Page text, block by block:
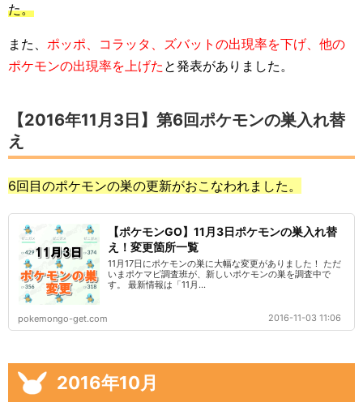
た。
また、 ポッポ、コラッタ、ズバットの出現率を下げ、他の
ポケモンの出現率を上げた と発表がありました。
【2016年11月3日】第6回ポケモンの巣入れ替
え
6回目のポケモンの巣の更新がおこなわれました。
【ポケモンGO】11月3日ポケモンの巣入れ替
え！変更箇所一覧
11月17日にポケモンの巣に大幅な変更がありました！ ただ
いまポケマピ調査班が、新しいポケモンの巣を調査中で
す。 最新情報は「11月...
pokemongo-get.com 2016-11-03 11:06
2016年10月